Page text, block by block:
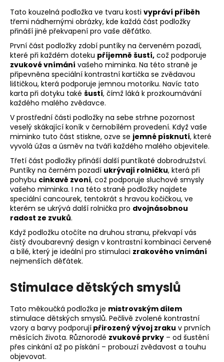
Tato kouzelná podložka ve tvaru kosti vypráví příběh
třemi nádhernými obrázky, kde každá část podložky
přináší jiné překvapení pro vaše děťátko.
První část podložky zdobí puntíky na červeném pozadí,
které při každém doteku příjemně šustí, což podporuje
zvukové vnímání vašeho miminka. Na této straně je
připevněna speciální kontrastní kartička se zvědavou
lištičkou, která podporuje jemnou motoriku. Navíc tato
karta při dotyku také šustí, čímž láká k prozkoumávání
každého malého zvědavce.
V prostřední části podložky na sebe strhne pozornost
veselý skákající koník v černobílém provedení. Když vaše
miminko tuto část stiskne, ozve se jemné písknutí, které
vyvolá úžas a úsměv na tváři každého malého objevitele.
Třetí část podložky přináší další puntíkaté dobrodružství.
Puntíky na černém pozadí ukrývají rolničku, která při
pohybu cinkavě zvoní, což podporuje sluchové smysly
vašeho miminka. I na této straně podložky najdete
speciální cancourek, tentokrát s hravou kočičkou, ve
kterém se ukrývá další rolnička pro dvojnásobnou
radost ze zvuků.
Když podložku otočíte na druhou stranu, překvapí vás
čistý dvoubarevný design v kontrastní kombinaci červené
a bílé, který je ideální pro stimulaci zrakového vnímání
nejmenších děťátek.
Stimulace dětských smyslů
Tato měkoučká podložka je mistrovským dílem
stimulace dětských smyslů. Pečlivě zvolené kontrastní
vzory a barvy podporují přirozený vývoj zraku v prvních
měsících života. Různorodé zvukové prvky – od šustění
přes cinkání až po pískání – probouzí zvědavost a touhu
objevovat.